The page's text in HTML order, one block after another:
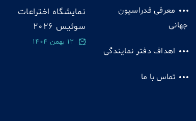
معرفی فدراسیون
جهانی
اهداف دفتر نمایندگی
تماس با ما
نمایشگاه اختراعات
سوئيس 2026
12 بهمن 1404